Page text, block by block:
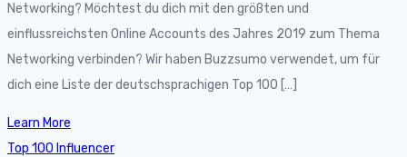
Networking? Möchtest du dich mit den größten und
einflussreichsten Online Accounts des Jahres 2019 zum Thema
Networking verbinden? Wir haben Buzzsumo verwendet, um für
dich eine Liste der deutschsprachigen Top 100 […]
Learn More
Top 100 Influencer